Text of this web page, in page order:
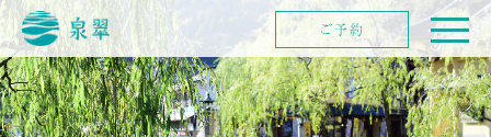
ご予約